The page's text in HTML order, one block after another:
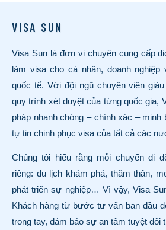
VISA SUN
Visa Sun là đơn vị chuyên cung cấp
làm visa cho cá nhân, doanh nghiệp
quốc tế. Với đội ngũ chuyên viên
quy trình xét duyệt của từng quốc gia,
pháp nhanh chóng – chính xác – minh
tự tin chinh phục visa của tất cả các
Chúng tôi hiểu rằng mỗi chuyến đi
riêng: du lịch khám phá, thăm thân,
phát triển sự nghiệp… Vì vậy, Visa
Khách hàng từ bước tư vấn ban đầu
trong tay, đảm bảo sự an tâm tuyệt đối